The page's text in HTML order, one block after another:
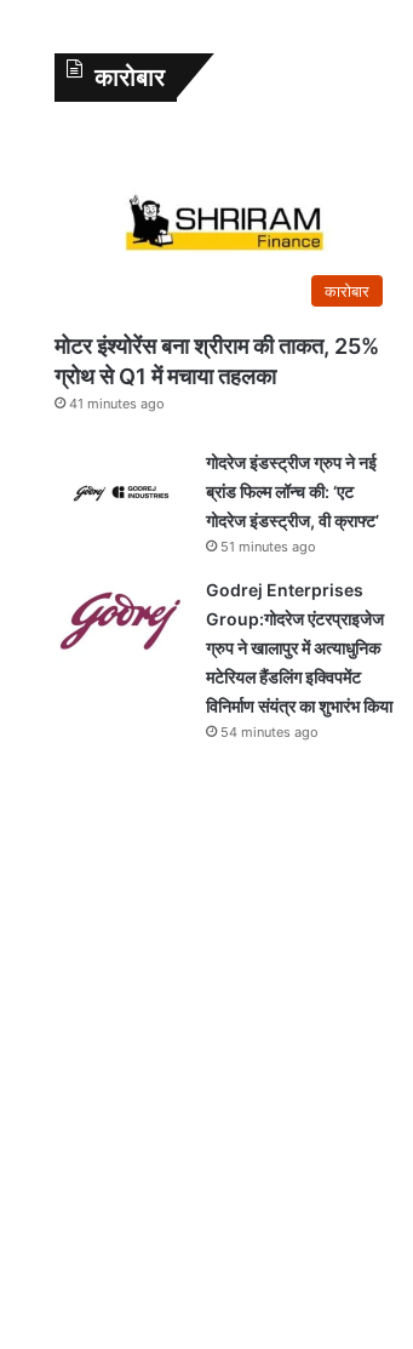
कारोबार
कारोबार
मोटर इंश्योरेंस बना श्रीराम की ताकत, 25%
ग्रोथ से Q1 में मचाया तहलका
41 minutes ago
गोदरेज इंडस्ट्रीज ग्रुप ने नई
ब्रांड फिल्म लॉन्च की: ‘एट
गोदरेज इंडस्ट्रीज, वी क्राफ्ट’
51 minutes ago
Godrej Enterprises
Group:गोदरेज एंटरप्राइजेज
ग्रुप ने खालापुर में अत्याधुनिक
मटेरियल हैंडलिंग इक्विपमेंट
विनिर्माण संयंत्र का शुभारंभ किया
54 minutes ago